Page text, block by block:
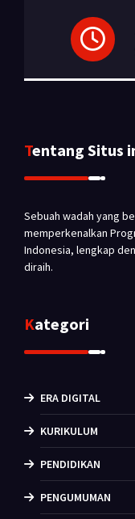
Tentang Situs
Sebuah wadah yang
memperkenalkan
Indonesia, lengkap
diraih.
Kategori
ERA DIGITAL
KURIKULUM
PENDIDIKAN
PENGUMUMAN